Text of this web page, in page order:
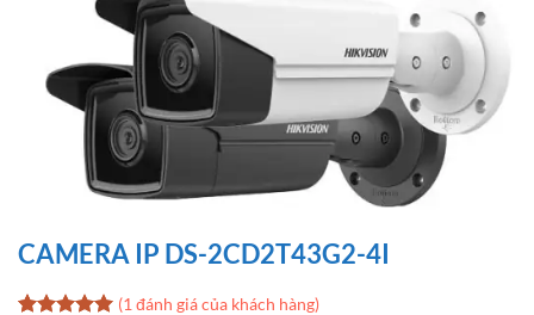
CAMERA IP DS-2CD2T43G2-4I
(1 đánh giá của khách hàng)